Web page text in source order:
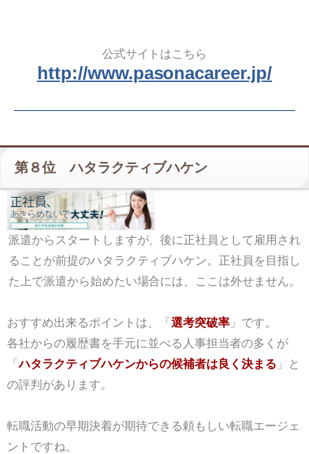
公式サイトはこちら
http://www.pasonacareer.jp/
第８位 ハタラクティブハケン
派遣からスタートしますが、後に正社員として雇用され
ることが前提のハタラクティブハケン。正社員を目指し
た上で派遣から始めたい場合には、ここは外せません。
おすすめ出来るポイントは、「 選考突破率」です。
各社からの履歴書を手元に並べる人事担当者の多くが
「ハタラクティブハケンからの候補者は良く決まる 」と
の評判があります。
転職活動の早期決着が期待できる頼もしい転職エージェ
ントですね。